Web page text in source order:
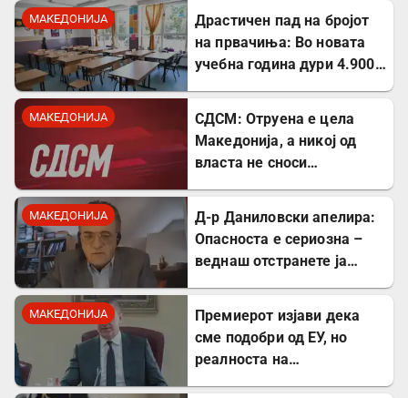
МАКЕДОНИЈА
Драстичен пад на бројот
на првачиња: Во новата
учебна година дури 4.900
МАКЕДОНИЈА
СДСМ: Отруена е цела
Македонија, а никој од
власта не сноси
МАКЕДОНИЈА
Д-р Даниловски апелира:
Опасноста е сериозна –
веднаш отстранете ја
западнонилска треска!
МАКЕДОНИЈА
Премиерот изјави дека
сме подобри од ЕУ, но
реалноста на